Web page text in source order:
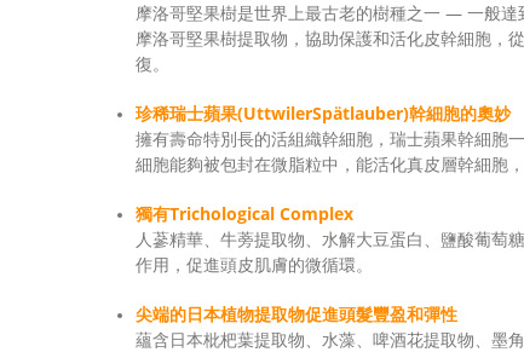
摩洛哥堅果樹是世界上最古老的樹種之一 — 一般
摩洛哥堅果樹提取物，協助保護和活化皮幹細胞，
復。
珍稀瑞士蘋果(UttwilerSpätlauber)幹細胞的奧妙
擁有壽命特別長的活組織幹細胞，瑞士蘋果幹細胞
細胞能夠被包封在微脂粒中，能活化真皮層幹細胞
獨有Trichological Complex
人蔘精華、牛蒡提取物、水解大豆蛋白、鹽酸葡
作用，促進頭皮肌膚的微循環。
尖端的日本植物提取物促進頭髮豐盈和彈性
蘊含日本枇杷葉提取物、水藻、啤酒花提取物、墨